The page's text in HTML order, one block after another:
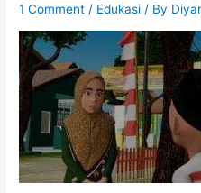
1 Comment / Edukasi / By